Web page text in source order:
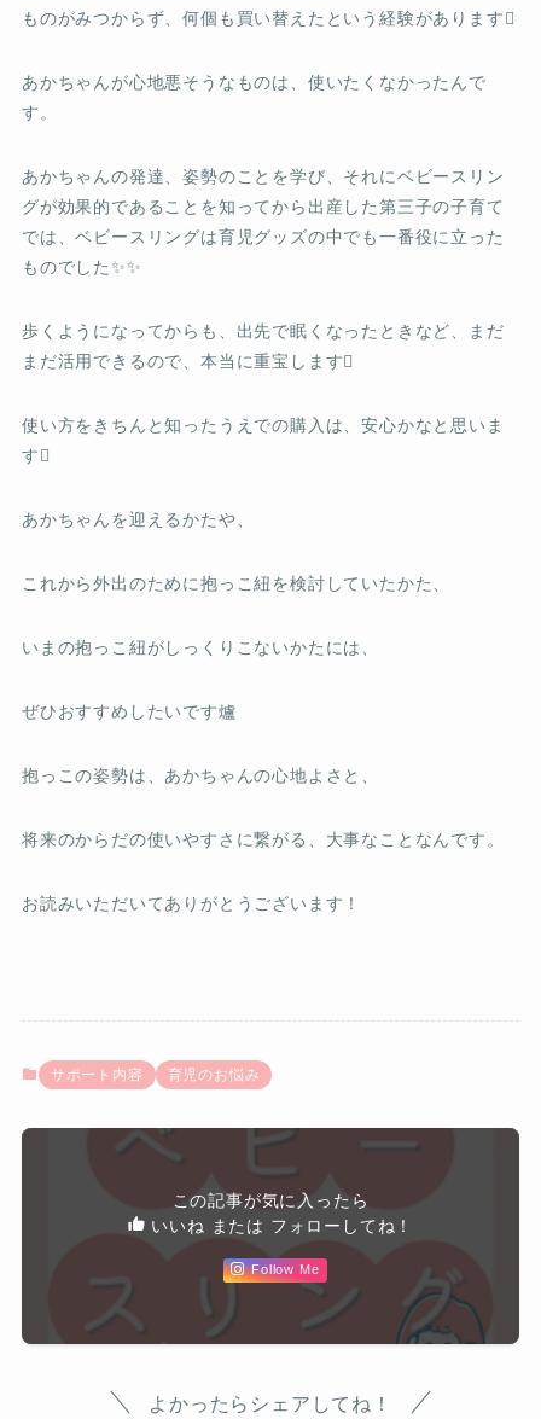
ものがみつからず、何個も買い替えたという経験があります
あかちゃんが心地悪そうなものは、使いたくなかったんで
す。
あかちゃんの発達、姿勢のことを学び、それにベビースリン
グが効果的であることを知ってから出産した第三子の子育て
では、ベビースリングは育児グッズの中でも一番役に立った
ものでした✨✨
歩くようになってからも、出先で眠くなったときなど、まだ
まだ活用できるので、本当に重宝します
使い方をきちんと知ったうえでの購入は、安心かなと思いま
す
あかちゃんを迎えるかたや、
これから外出のために抱っこ紐を検討していたかた、
いまの抱っこ紐がしっくりこないかたには、
ぜひおすすめしたいです爐
抱っこの姿勢は、あかちゃんの心地よさと、
将来のからだの使いやすさに繋がる、大事なことなんです。
お読みいただいてありがとうございます！
サポート内容 育児のお悩み
この記事が気に入ったら
いいね または フォローしてね！
Follow Me
よかったらシェアしてね！